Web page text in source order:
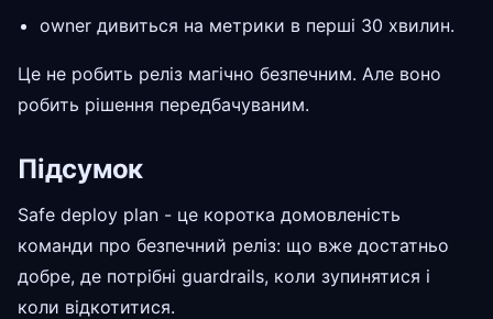
owner дивиться на метрики в перші 30 хвилин.
Це не робить реліз магічно безпечним. Але воно
робить рішення передбачуваним.
Підсумок
Safe deploy plan - це коротка домовленість
команди про безпечний реліз: що вже достатньо
добре, де потрібні guardrails, коли зупинятися і
коли відкотитися.